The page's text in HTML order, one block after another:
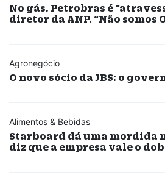
No gás, Petrobras é
diretor da ANP. “Não somos
Agronegócio
O novo sócio da JBS: o
Alimentos & Bebidas
Starboard dá uma mordida
diz que a empresa vale o